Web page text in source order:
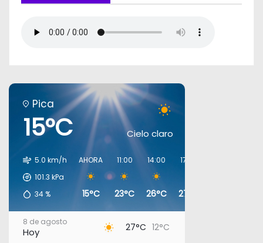
Pica
15°C Cielo claro
5.0 km/h
101.3 kPa
34 %
AHORA
15°C
11:00
23°C
14:00
26°C
17:00
27°C
8 de agosto
Hoy 27°C 12°C